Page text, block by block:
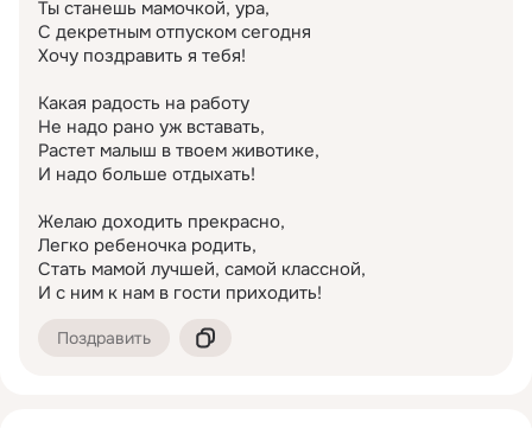
Ты станешь мамочкой, ура,
С декретным отпуском сегодня
Хочу поздравить я тебя!
Какая радость на работу
Не надо рано уж вставать,
Растет малыш в твоем животике,
И надо больше отдыхать!
Желаю доходить прекрасно,
Легко ребеночка родить,
Стать мамой лучшей, самой классной,
И с ним к нам в гости приходить!
Поздравить